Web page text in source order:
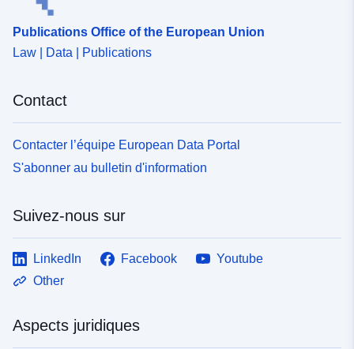
Publications Office of the European Union
Law | Data | Publications
Contact
Contacter l’équipe European Data Portal
S'abonner au bulletin d'information
Suivez-nous sur
LinkedIn Facebook
Youtube
Other
Aspects juridiques